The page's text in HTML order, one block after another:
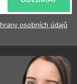
osobních údajů